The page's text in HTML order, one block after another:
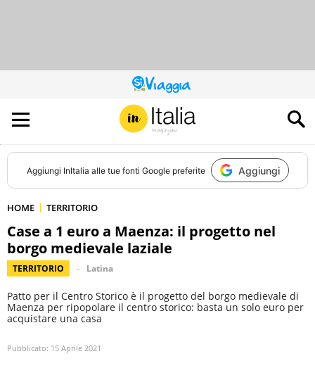
QUESTO
SITO
CONTRIBUISCE
ALL’AUDIENCE
DI
Aggiungi InItalia alle tue fonti Google preferite Aggiungi
HOME TERRITORIO
Case a 1 euro a Maenza: il progetto nel
borgo medievale laziale
TERRITORIO Latina
Patto per il Centro Storico è il progetto del borgo medievale di
Maenza per ripopolare il centro storico: basta un solo euro per
acquistare una casa
Pubblicato: 15 Aprile 2021